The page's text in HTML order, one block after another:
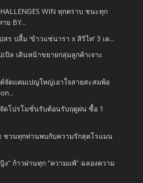
WIN ทุกคราบ ชนะทุก
ย BY...
สร ปลื้ม ‘ข้าวแช่นารา x สิริไท’ 3 เด...
ปิล เดินหน้าขยายกลุ่มลูกค้าเจาะ
จัดแคมเปญใหญ่เอาใจสายสะสมพ้อ
ดโปรโมชั่นรับต้อนรับฤดูฝน ซื้อ 1
ชวนทุกท่านพบกับความรักสุดโรแมน
” ก้าวผ่านทุก “ความแพ้” ฉลองความ